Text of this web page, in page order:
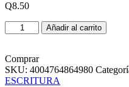
Q8.50
LAPICERO
EN
EDDING
COLOR
AZUL
Añadir al carrito
Comprar
SKU: 4004764864980
ESCRITURA